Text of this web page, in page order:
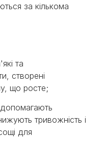
за кількома
та
створені
що росте;
тривожність і
для